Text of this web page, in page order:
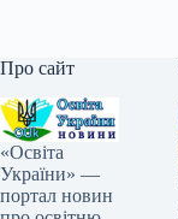
Про сайт
«Освіта
України» —
портал новин